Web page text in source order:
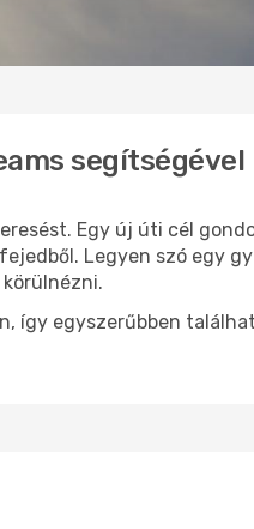
segítségével
Egy új úti cél
Legyen szó egy
így egyszerűbben